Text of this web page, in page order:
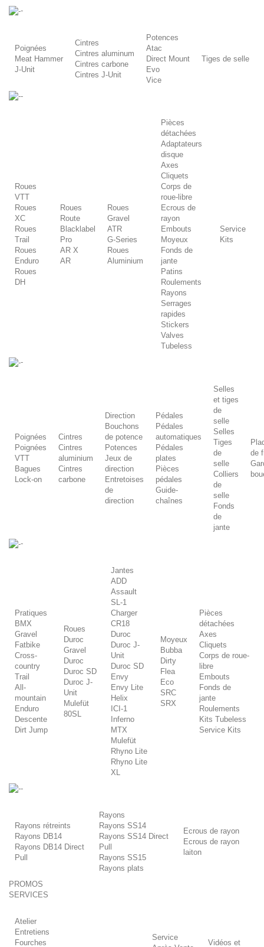
-
Poignées
Meat Hammer
J-Unit
Cintres
Cintres aluminum
Cintres carbone
Cintres J-Unit
Potences
Atac
Direct Mount
Evo
Vice
Tiges de selle
-
Roues
VTT
Roues
XC
Roues
Trail
Roues
Enduro
Roues
DH
Roues
Route
Blacklabel
Pro
AR X
AR
Roues
Gravel
ATR
G-Series
Roues
Aluminium
Pièces
détachées
Adaptateurs
disque
Axes
Cliquets
Corps de
roue-libre
Ecrous de
rayon
Embouts
Moyeux
Fonds de
jante
Patins
Roulements
Rayons
Serrages
rapides
Stickers
Valves
Tubeless
Service
Kits
-
Poignées
Poignées
VTT
Bagues
Lock-on
Cintres
Cintres
aluminium
Cintres
carbone
Direction
Bouchons
de potence
Potences
Jeux de
direction
Entretoises
de
direction
Pédales
Pédales
automatiques
Pédales
plates
Pièces
pédales
Guide-
chaînes
Selles
et tiges
de
selle
Selles
Tiges
de
selle
Colliers
de
selle
Fonds
de
jante
de
-
Pratiques
BMX
Gravel
Fatbike
Cross-
country
Trail
All-
mountain
Enduro
Descente
Dirt Jump
Roues
Duroc
Gravel
Duroc
Duroc SD
Duroc J-
Unit
Mulefüt
80SL
Jantes
ADD
Assault
SL-1
Charger
CR18
Duroc
Duroc J-
Unit
Duroc SD
Envy
Envy Lite
Helix
ICI-1
Inferno
MTX
Mulefüt
Rhyno Lite
Rhyno Lite
XL
Moyeux
Bubba
Dirty
Flea
Eco
SRC
SRX
Pièces
détachées
Axes
Cliquets
Corps de roue-
libre
Embouts
Fonds de
jante
Roulements
Kits Tubeless
Service Kits
-
Rayons rétreints
Rayons DB14
Rayons DB14 Direct
Pull
Rayons
Rayons SS14
Rayons SS14 Direct
Pull
Rayons SS15
Rayons plats
Ecrous de rayon
Ecrous de rayon
laiton
PROMOS
SERVICES
Atelier
Entretiens
Fourches
Service
Vidéos et